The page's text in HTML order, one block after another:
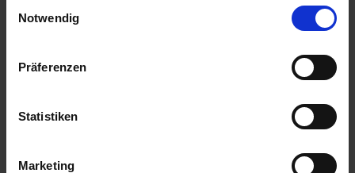
Notwendig
Präferenzen
Statistiken
Marketing